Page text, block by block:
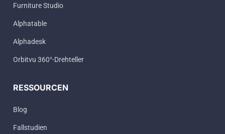
Furniture Studio
Alphatable
Alphadesk
Orbitvu 360°-Drehteller
RESSOURCEN
Blog
Fallstudien